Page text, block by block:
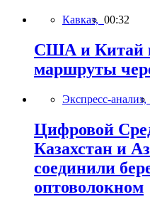
Кавказ, 00:32
США и Китай
маршруты
Экспресс-анализ,
Цифровой
Казахстан и
соединили
оптоволокном